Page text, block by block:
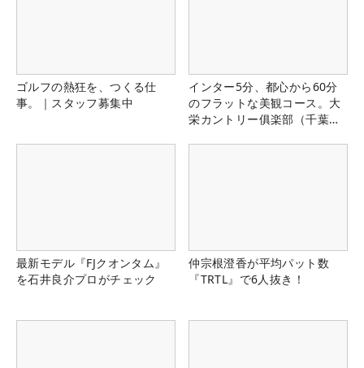
ゴルフの熱狂を、つくる仕
事。｜スタッフ募集中
インター5分、都心から60分
のフラットな美観コース。大
栄カントリー俱楽部（千葉
最新モデル『FJクオンタム』
を石井良介プロがチェック
仲宗根澄香が平均パット数
『TRTL』で6人抜き！